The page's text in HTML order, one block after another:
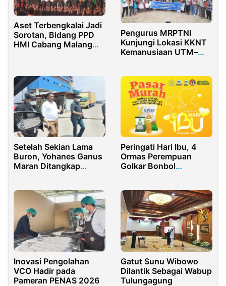
Aset Terbengkalai Jadi
Sorotan, Bidang PPD
HMI Cabang Malang
Pengurus MRPTNI
Kunjungi Lokasi KKNT
Kemanusiaan UTM–
Setelah Sekian Lama
Buron, Yohanes Ganus
Maran Ditangkap
Peringati Hari Ibu, 4
Ormas Perempuan
Golkar Bonbol
Inovasi Pengolahan
VCO Hadir pada
Pameran PENAS 2026
Gatut Sunu Wibowo
Dilantik Sebagai Wabup
Tulungagung